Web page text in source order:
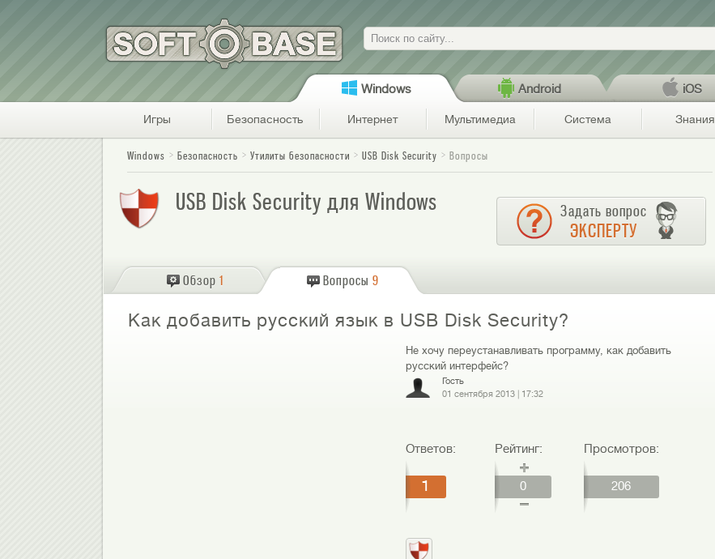
Поиск
Windows Android iOS
Игры Безопасность Интернет Мультимедиа Система Знания
Windows Безопасность Утилиты безопасности USB Disk Security Вопросы
USB Disk Security для Windows Задать вопрос
ЭКСПЕРТУ
Обзор 1 Вопросы 9
Как добавить русский язык в USB Disk Security?
Не хочу переустанавливать программу, как добавить
русский интерфейс?
Гость
01 сентября 2013| 17:32
Ответов:
1
Рейтинг:
0
Просмотров:
206